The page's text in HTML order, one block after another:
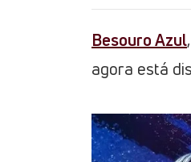
Besouro Azul
agora está